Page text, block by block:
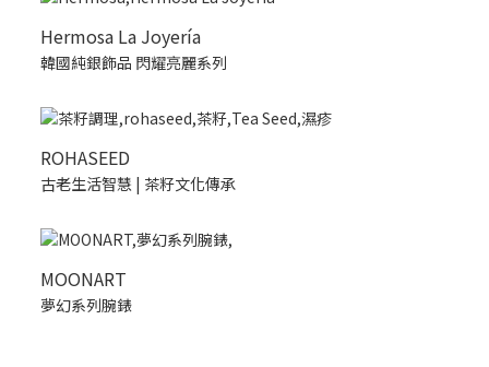
Hermosa La Joyería
韓國純銀飾品 閃耀亮麗系列
ROHASEED
古老生活智慧 | 茶籽文化傳承
MOONART
夢幻系列腕錶